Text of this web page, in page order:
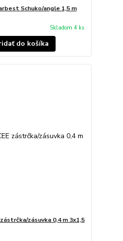
Schuko/angle 1,5 m
Skladom 4 ks
do košíka
zásuvka 0,4 m 3x1,5